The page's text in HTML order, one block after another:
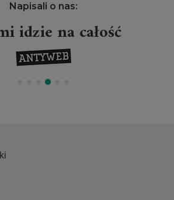
Napisali o nas:
idzie na całość